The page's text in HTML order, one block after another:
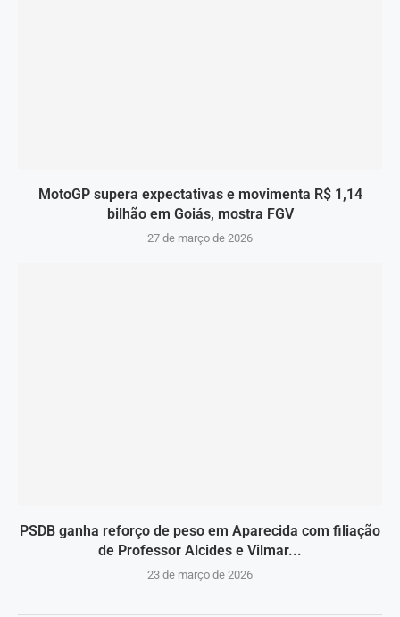
MotoGP supera expectativas e movimenta R$ 1,14
bilhão em Goiás, mostra FGV
27 de março de 2026
PSDB ganha reforço de peso em Aparecida com filiação
de Professor Alcides e Vilmar...
23 de março de 2026